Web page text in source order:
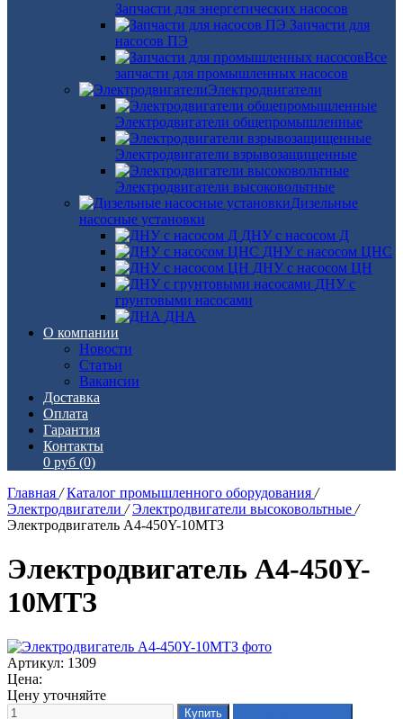
Запчасти для энергетических насосов
Запчасти для
насосов ПЭ
Все
запчасти для промышленных насосов
Электродвигатели
Электродвигатели общепромышленные
Электродвигатели взрывозащищенные
Электродвигатели высоковольтные
Дизельные
насосные установки
ДНУ с насосом Д
ДНУ с насосом ЦНС
ДНУ с насосом ЦН
ДНУ с
грунтовыми насосами
ДНА
О компании
Новости
Статьи
Вакансии
Доставка
Оплата
Гарантия
Контакты
0 руб (0)
Главная / Каталог промышленного оборудования /
Электродвигатели / Электродвигатели высоковольтные /
Электродвигатель А4-450Y-10МТЗ
Электродвигатель А4-450Y-
10МТЗ
Артикул: 1309
Цена:
Цену уточняйте